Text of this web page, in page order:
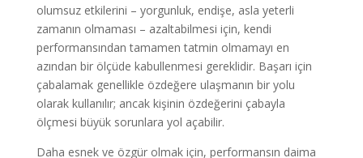
olumsuz etkilerini – yorgunluk, endişe, asla yeterli
zamanın olmaması – azaltabilmesi için, kendi
performansından tamamen tatmin olmamayı en
azından bir ölçüde kabullenmesi gereklidir. Başarı için
çabalamak genellikle özdeğere ulaşmanın bir yolu
olarak kullanılır; ancak kişinin özdeğerini çabayla
ölçmesi büyük sorunlara yol açabilir.
Daha esnek ve özgür olmak için, performansın daima